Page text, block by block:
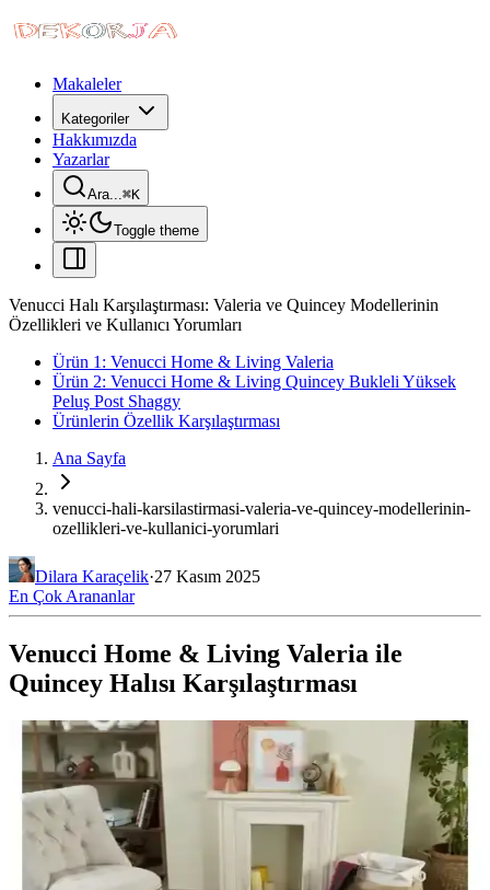
Makaleler
Kategoriler
Hakkımızda
Yazarlar
Ara...⌘K
Toggle theme
Venucci Halı Karşılaştırması: Valeria ve Quincey Modellerinin
Özellikleri ve Kullanıcı Yorumları
Ürün 1: Venucci Home & Living Valeria
Ürün 2: Venucci Home & Living Quincey Bukleli Yüksek
Peluş Post Shaggy
Ürünlerin Özellik Karşılaştırması
Ana Sayfa
venucci-hali-karsilastirmasi-valeria-ve-quincey-modellerinin-
ozellikleri-ve-kullanici-yorumlari
Dilara Karaçelik·27 Kasım 2025
En Çok Arananlar
Venucci Home & Living Valeria ile
Quincey Halısı Karşılaştırması